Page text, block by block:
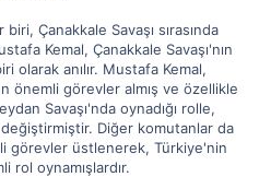
Çanakkale Savaşı sırasında
Kemal, Çanakkale Savaşı'nın
olarak anılır. Mustafa Kemal,
önemli görevler almış ve özellikle
Savaşı'nda oynadığı rolle,
değiştirmiştir. Diğer komutanlar da
görevler üstlenerek, Türkiye'nin
rol oynamışlardır.